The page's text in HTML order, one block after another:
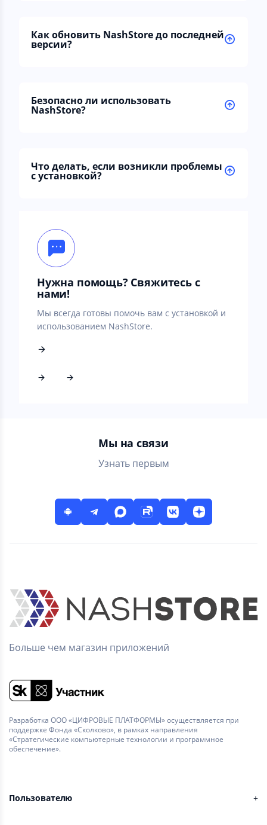
Как обновить NashStore до последней
версии?
Безопасно ли использовать
NashStore?
Что делать, если возникли проблемы
с установкой?
Нужна помощь? Свяжитесь с
нами!
Мы всегда готовы помочь вам с установкой и
использованием NashStore.
Мы на связи
Узнать первым
Больше чем магазин приложений
Разработка ООО «ЦИФРОВЫЕ ПЛАТФОРМЫ» осуществляется при
поддержке Фонда «Сколково», в рамках направления
«Стратегические компьютерные технологии и программное
обеспечение».
Пользователю